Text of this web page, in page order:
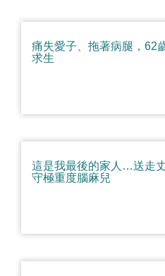
痛失愛子、拖著病腿，62
求生
這是我最後的家人…送走
守極重度腦麻兒